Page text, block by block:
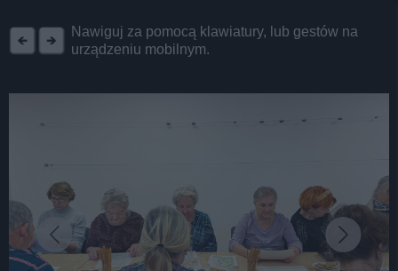
Nawiguj za pomocą klawiatury, lub gestów na
urządzeniu mobilnym.